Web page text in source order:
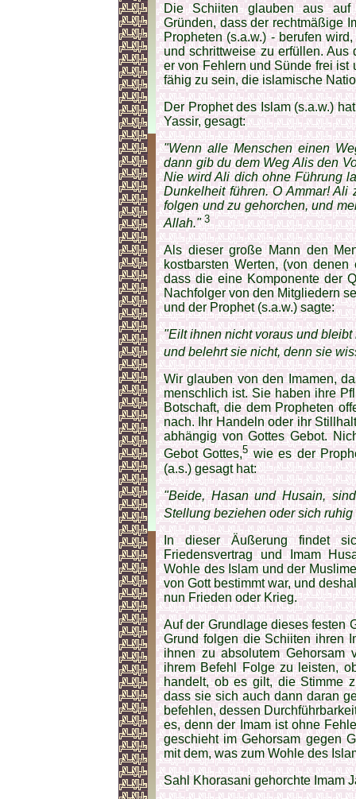
Die Schiiten glauben aus auf
Gründen, dass der rechtmäßige
Propheten (s.a.w.) ‑ berufen
und schrittweise zu erfüllen.
er von Fehlern und Sünde frei ist
fähig zu sein, die islamische
Der Prophet des Islam (s.a.w.)
Yassir, gesagt:
"Wenn alle Menschen einen
dann gib du dem Weg Alis den
Nie wird Ali dich ohne Füh­rung
Dunkel­heit führen. O Ammar!
folgen und zu gehorchen, und
Allah." 3
Als dieser große Mann den
kostbarsten Werten, (von
dass die eine Komponente der
Nachfolger von den Mitgliedern
und der Prophet (s.a.w.) sagte:
"Eilt ihnen nicht voraus und
und belehrt sie nicht, denn sie
Wir glauben von den Imamen,
menschlich ist. Sie haben ihre
Botschaft, die dem Prophe­ten
nach. Ihr Handeln oder ihr
abhängig von Gottes Gebot.
Gebot Gottes,5wie es der
(a.s.) gesagt hat:
"Beide, Hasan und Husain,
Stellung beziehen oder sich ruhig
In dieser Äußerung findet
Friedensvertrag und Imam
Wohle des Islam und der
von Gott bestimmt war, und
nun Frieden oder Krieg.
Auf der Grundlage dieses festen
Grund folgen die Schiiten ihren
ihnen zu absolutem Gehorsam
ihrem Befehl Folge zu leisten,
handelt, ob es gilt, die Stimme
dass sie sich auch dann daran
befehlen, dessen
es, denn der Imam ist ohne
geschieht im Gehorsam gegen
mit dem, was zum Wohle des
Sahl Khorasani gehorchte Imam